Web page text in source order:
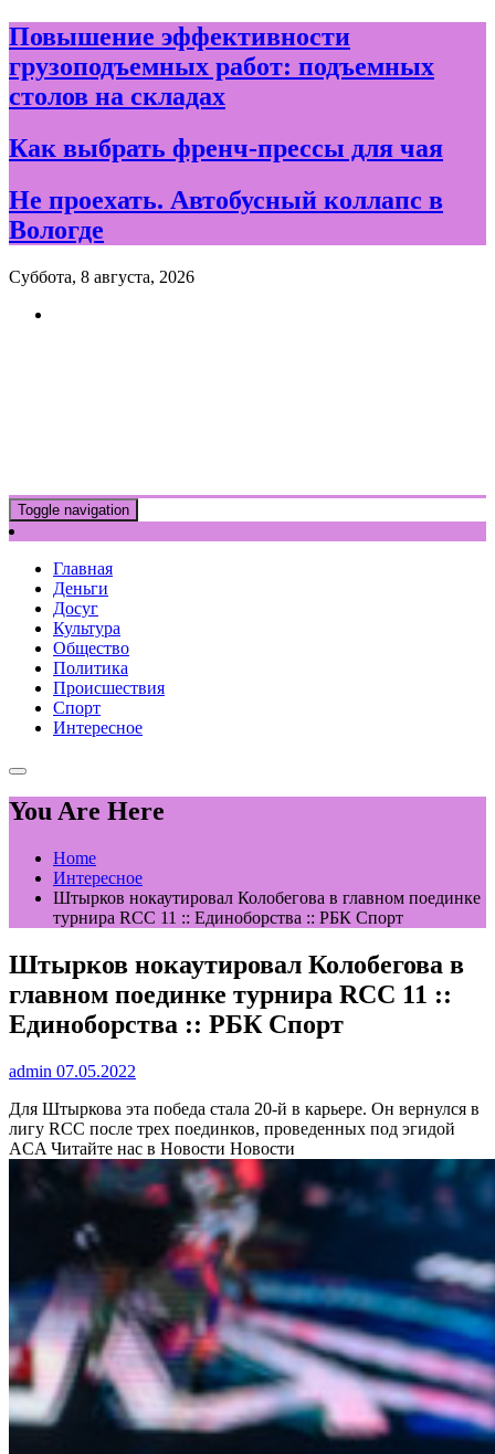
Skip
to
content
Повышение эффективности
грузоподъемных работ: подъемных
столов на складах
Как выбрать френч-прессы для чая
Не проехать. Автобусный коллапс в
Вологде
Суббота, 8 августа, 2026
Toggle navigation
Главная
Деньги
Досуг
Культура
Общество
Политика
Происшествия
Спорт
Интересное
You Are Here
Home
Интересное
Штырков нокаутировал Колобегова в главном поединке
турнира RCC 11 :: Единоборства :: РБК Спорт
Штырков нокаутировал Колобегова в
главном поединке турнира RCC 11 ::
Единоборства :: РБК Спорт
admin 07.05.2022
Для Штыркова эта победа стала 20-й в карьере. Он вернулся в
лигу RCC после трех поединков, проведенных под эгидой
ACA Читайте нас в Новости Новости